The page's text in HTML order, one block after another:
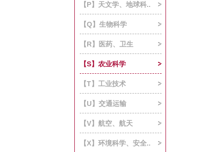
【P】天文学、地球科..
【Q】生物科学
【R】医药、卫生
【S】农业科学
【T】工业技术
【U】交通运输
【V】航空、航天
【X】环境科学、安全..